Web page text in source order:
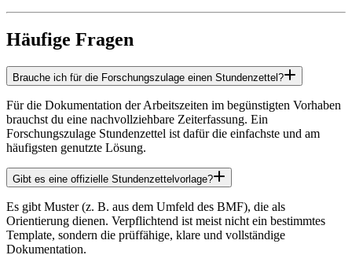
Häufige Fragen
Brauche ich für die Forschungszulage einen Stundenzettel?
Für die Dokumentation der Arbeitszeiten im begünstigten Vorhaben
brauchst du eine nachvollziehbare Zeiterfassung. Ein
Forschungszulage Stundenzettel ist dafür die einfachste und am
häufigsten genutzte Lösung.
Gibt es eine offizielle Stundenzettelvorlage?
Es gibt Muster (z. B. aus dem Umfeld des BMF), die als
Orientierung dienen. Verpflichtend ist meist nicht ein bestimmtes
Template, sondern die prüffähige, klare und vollständige
Dokumentation.